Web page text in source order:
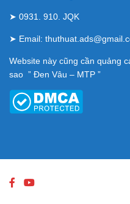
➤ 0931. 910. JQK
➤ Email:
Website này cũng cần quảng
sao ” Đen Vâu – MTP ”